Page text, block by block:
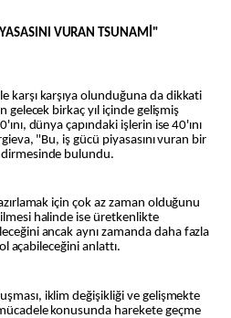
VURAN TSUNAMİ"
karşı karşıya olunduğuna da dikkati
gelecek birkaç yıl içinde gelişmiş
dünya çapındaki işlerin ise 40'ını
"Bu, iş gücü piyasasını vuran bir
bulundu.
için çok az zaman olduğunu
halinde ise üretkenlikte
ancak aynı zamanda daha fazla
açabileceğini anlattı.
iklim değişikliği ve gelişmekte
konusunda harekete geçme